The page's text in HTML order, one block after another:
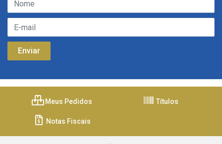
Meus Pedidos Títulos
Notas Fiscais